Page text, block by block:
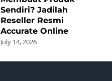
Untung
Besar!
Sendiri? Jadilah
Reseller Resmi
Accurate Online
July 14, 2026